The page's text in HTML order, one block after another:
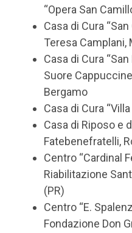
“Opera San
Casa di Cura
Teresa Camplani,
Casa di Cura
Suore
Bergamo
Casa di Cura
Casa di Riposo e
Fatebenefratelli,
Centro “Cardinal
Riabilitazione
(PR)
Centro “E.
Fondazione Don